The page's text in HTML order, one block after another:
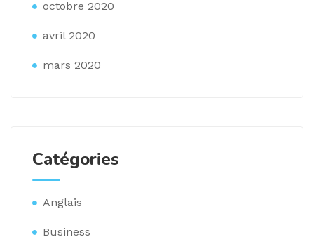
octobre 2020
avril 2020
mars 2020
Catégories
Anglais
Business